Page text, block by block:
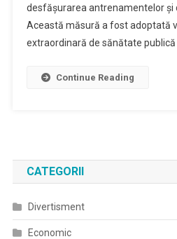
desfășurarea antrenamentelor și
Această măsură a fost adoptată
extraordinară de sănătate publică
Continue Reading
CATEGORII
Divertisment
Economic